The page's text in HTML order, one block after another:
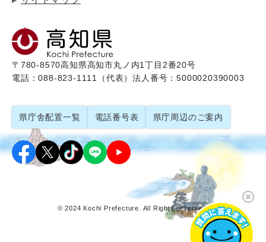
〒780-8570高知県高知市丸ノ内1丁目2番20号
電話：088-823-1111（代表）法人番号：5000020390003
県庁舎配置一覧 電話番号表 県庁周辺のご案内
© 2024 Kochi Prefecture. All Rights reserved.